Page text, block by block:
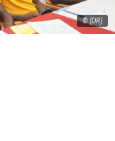
© (DR)